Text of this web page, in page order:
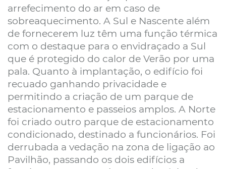
arrefecimento do ar em caso de
sobreaquecimento. A Sul e Nascente além
de fornecerem luz têm uma função térmica
com o destaque para o envidraçado a Sul
que é protegido do calor de Verão por uma
pala. Quanto à implantação, o edifício foi
recuado ganhando privacidade e
permitindo a criação de um parque de
estacionamento e passeios amplos. A Norte
foi criado outro parque de estacionamento
condicionado, destinado a funcionários. Foi
derrubada a vedação na zona de ligação ao
Pavilhão, passando os dois edifícios a